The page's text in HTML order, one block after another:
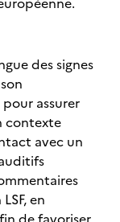
des signes
assurer
contexte
avec un
en